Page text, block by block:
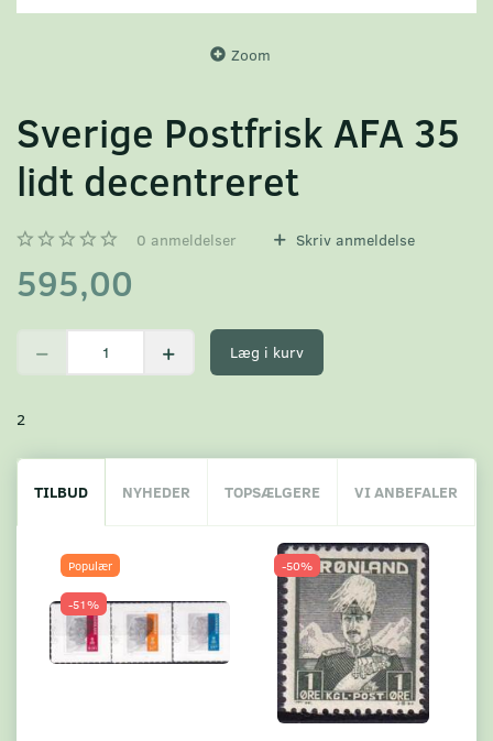
Zoom
Sverige Postfrisk AFA 35
lidt decentreret
0 anmeldelser Skriv anmeldelse
595,00
Læg i kurv
2
TILBUD NYHEDER TOPSÆLGERE VI ANBEFALER
Populær
-51%
-50%